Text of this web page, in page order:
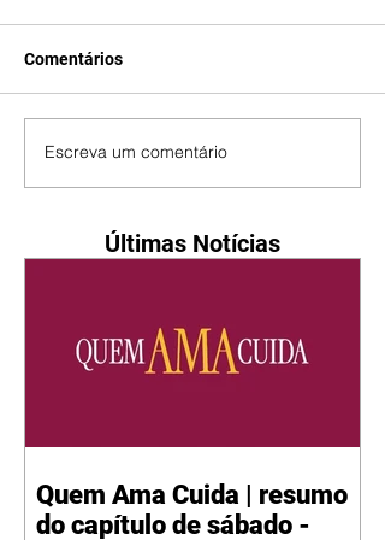
Comentários
Escreva um comentário
Últimas Notícias
Quem Ama Cuida | resumo
do capítulo de sábado -